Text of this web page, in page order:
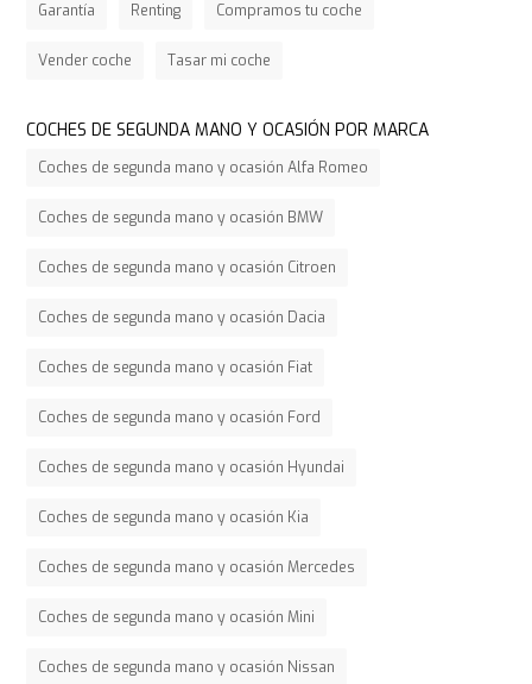
Garantía Renting Compramos tu coche
Vender coche Tasar mi coche
COCHES DE SEGUNDA MANO Y OCASIÓN POR MARCA
Coches de segunda mano y ocasión Alfa Romeo
Coches de segunda mano y ocasión BMW
Coches de segunda mano y ocasión Citroen
Coches de segunda mano y ocasión Dacia
Coches de segunda mano y ocasión Fiat
Coches de segunda mano y ocasión Ford
Coches de segunda mano y ocasión Hyundai
Coches de segunda mano y ocasión Kia
Coches de segunda mano y ocasión Mercedes
Coches de segunda mano y ocasión Mini
Coches de segunda mano y ocasión Nissan